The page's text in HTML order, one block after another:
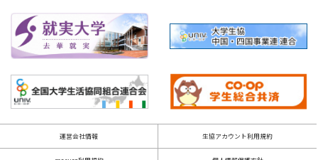
運営会社情報 生協アカウント利用規約